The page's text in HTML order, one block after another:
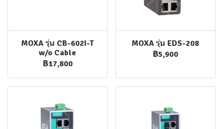
MOXA รุ่น CB-602I-T
w/o Cable
฿17,800
MOXA รุ่น EDS-208
฿5,900